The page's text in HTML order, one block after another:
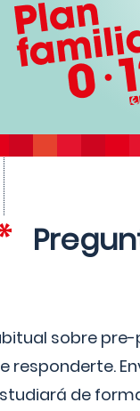
sobre
responderte.
de